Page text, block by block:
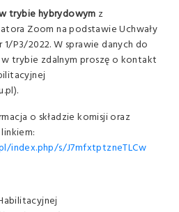
trybie hybrydowym z
Zoom na podstawie Uchwały
1/P3/2022. W sprawie danych do
trybie zdalnym proszę o kontakt
o składzie komisji oraz
index.php/s/J7mfxtptzneTLCw